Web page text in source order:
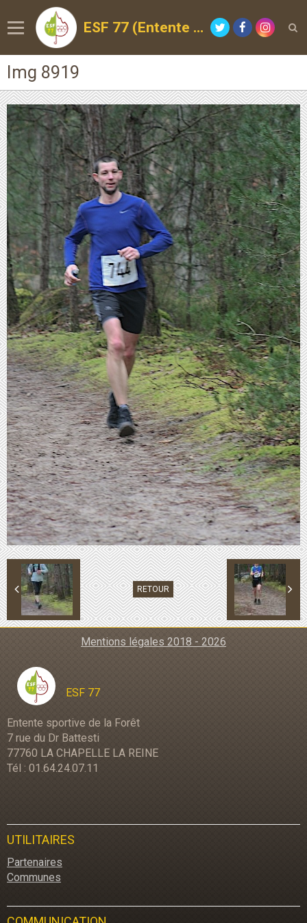
ESF 77 (Entente Sportive de la Forêt)
Img 8919
RETOUR
Mentions légales 2018 - 2026
ESF 77
Entente sportive de la Forêt
7 rue du Dr Battesti
77760 LA CHAPELLE LA REINE
Tél : 01.64.24.07.11
UTILITAIRES
Partenaires
Communes